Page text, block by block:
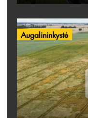
Augalininkystė